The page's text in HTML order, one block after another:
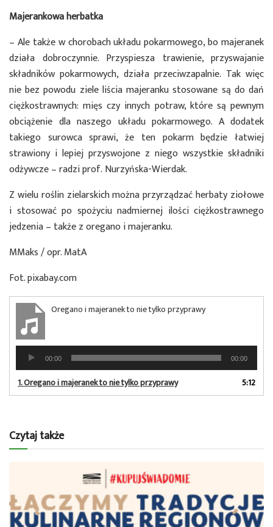
Majerankowa herbatka
– Ale także w chorobach układu pokarmowego, bo majeranek
działa dobroczynnie. Przyspiesza trawienie, przyswajanie
składników pokarmowych, działa przeciwzapalnie. Tak więc
nie bez powodu ziele liścia majeranku stosowane są do dań
ciężkostrawnych: mięs czy innych potraw, które są pewnym
obciążenie dla naszego układu pokarmowego. A dodatek
takiego surowca sprawi, że ten pokarm będzie łatwiej
strawiony i lepiej przyswojone z niego wszystkie składniki
odżywcze – radzi prof. Nurzyńska-Wierdak.
Z wielu roślin zielarskich można przyrządzać herbaty ziołowe
i stosować po spożyciu nadmiernej ilości ciężkostrawnego
jedzenia – także z oregano i majeranku.
MMaks / opr. MatA
Fot. pixabay.com
Oregano i majeranek to nie tylko przyprawy
Odtwarzacz
plików
dźwiękowych
00:00 00:00
1.Oregano i majeranek to nie tylko przyprawy 5:12
Czytaj także